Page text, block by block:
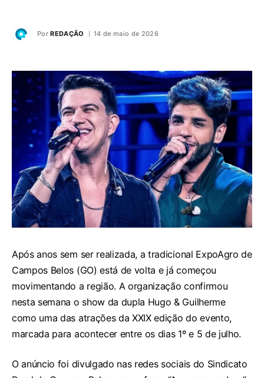
Por REDAÇÃO 14 de maio de 2026
Após anos sem ser realizada, a tradicional ExpoAgro de
Campos Belos (GO) está de volta e já começou
movimentando a região. A organização confirmou
nesta semana o show da dupla Hugo & Guilherme
como uma das atrações da XXIX edição do evento,
marcada para acontecer entre os dias 1º e 5 de julho.
O anúncio foi divulgado nas redes sociais do Sindicato